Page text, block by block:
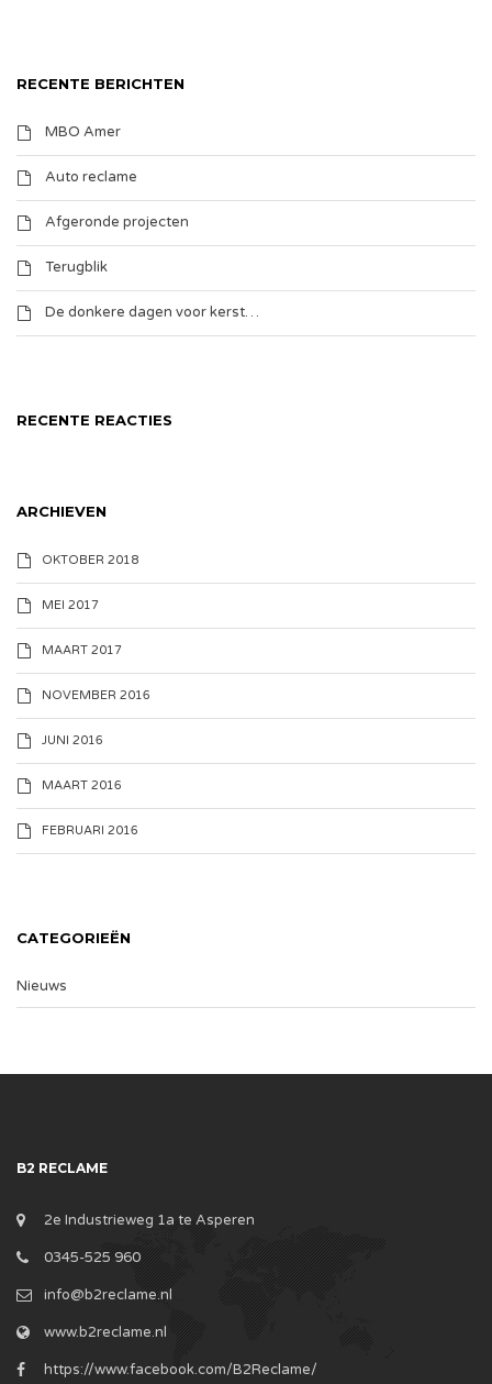
RECENTE BERICHTEN
MBO Amer
Auto reclame
Afgeronde projecten
Terugblik
De donkere dagen voor kerst…
RECENTE REACTIES
ARCHIEVEN
OKTOBER 2018
MEI 2017
MAART 2017
NOVEMBER 2016
JUNI 2016
MAART 2016
FEBRUARI 2016
CATEGORIEËN
Nieuws
B2 RECLAME
2e Industrieweg 1a te Asperen
0345-525 960
info@b2reclame.nl
www.b2reclame.nl
https://www.facebook.com/B2Reclame/